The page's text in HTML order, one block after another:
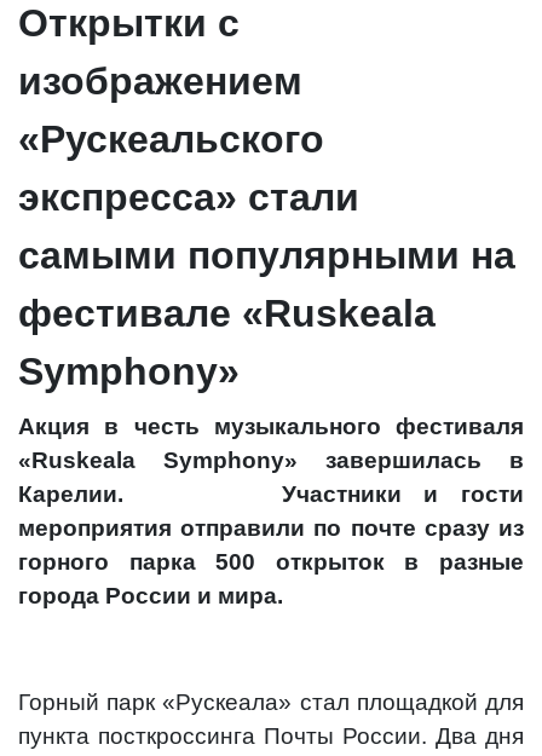
Открытки с
изображением
«Рускеальского
экспресса» стали
самыми популярными на
фестивале «Ruskeala
Symphony»
Акция в честь музыкального фестиваля
«Ruskeala Symphony» завершилась в
Карелии. Участники и гости
мероприятия отправили по почте сразу из
горного парка 500 открыток в разные
города России и мира.
Горный парк «Рускеала» стал площадкой для
пункта посткроссинга Почты России. Два дня